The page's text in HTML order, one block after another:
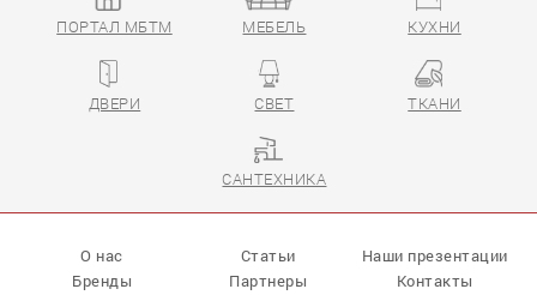
ПОРТАЛ МБТМ МЕБЕЛЬ КУХНИ
ДВЕРИ СВЕТ ТКАНИ
САНТЕХНИКА
О нас Статьи
Наши презентации
Бренды
Партнеры Контакты